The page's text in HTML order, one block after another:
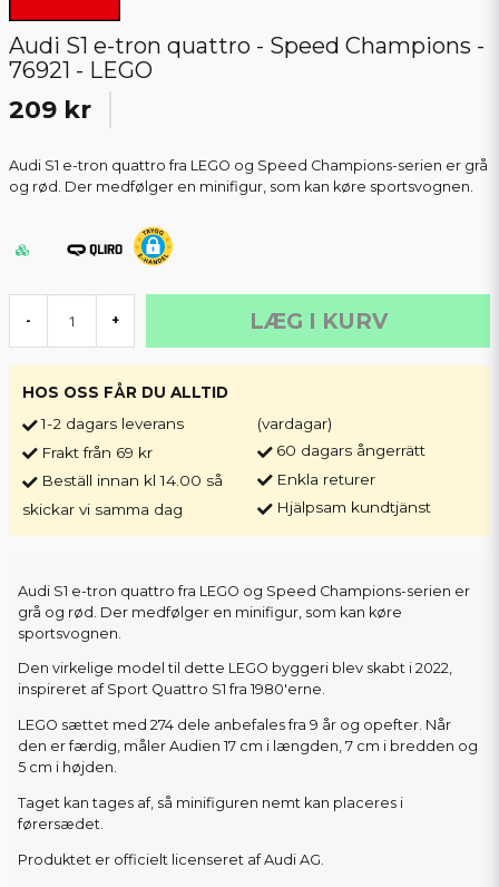
Audi S1 e-tron quattro - Speed Champions -
76921 - LEGO
209 kr
Audi S1 e-tron quattro fra LEGO og Speed Champions-serien er grå
og rød. Der medfølger en minifigur, som kan køre sportsvognen.
- + LÆG I KURV
HOS OSS FÅR DU ALLTID
1-2 dagars leverans
Frakt från 69 kr
Beställ innan kl 14.00 så
skickar vi samma dag
(vardagar)
60 dagars ångerrätt
Enkla returer
Hjälpsam kundtjänst
Audi S1 e-tron quattro fra LEGO og Speed Champions-serien er
grå og rød. Der medfølger en minifigur, som kan køre
sportsvognen.
Den virkelige model til dette LEGO byggeri blev skabt i 2022,
inspireret af Sport Quattro S1 fra 1980'erne.
LEGO sættet med 274 dele anbefales fra 9 år og opefter. Når
den er færdig, måler Audien 17 cm i længden, 7 cm i bredden og
5 cm i højden.
Taget kan tages af, så minifiguren nemt kan placeres i
førersædet.
Produktet er officielt licenseret af Audi AG.